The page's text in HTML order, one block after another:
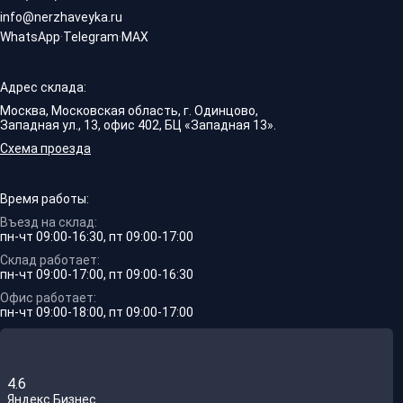
info@nerzhaveyka.ru
WhatsApp·Telegram·MAX
Адрес склада:
Москва, Московская область, г. Одинцово,
Западная ул., 13, офис 402, БЦ «Западная 13».
Схема проезда
Время работы:
Въезд на склад:
пн-чт 09:00-16:30, пт 09:00-17:00
Склад работает:
пн-чт 09:00-17:00, пт 09:00-16:30
Офис работает:
пн-чт 09:00-18:00, пт 09:00-17:00
4.6
Яндекс.Бизнес